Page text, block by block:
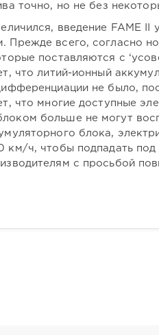
точно, но не без
введение FAME
Прежде всего, согласно
поставляются с
что литий-ионный
не было,
что многие доступные
больше не могут
блока,
ч, чтобы подпадать под
с просьбой